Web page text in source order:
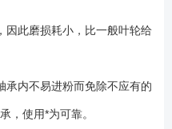
此磨损耗小，比一般叶轮给
内不易进粉而免除不应有的
，使用*为可靠。